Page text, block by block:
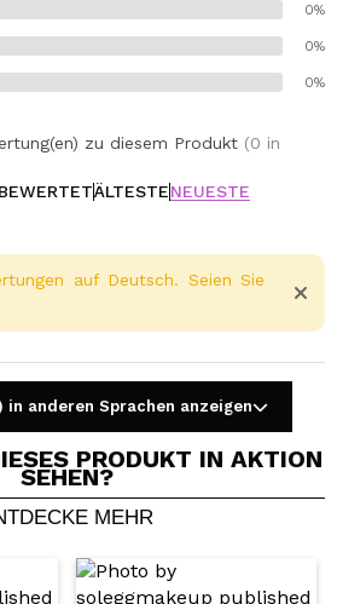
0%
0%
0%
zu diesem Produkt (0 in
ÄLTESTENEUESTE
oder Foto teilen
das erste sein. Stell es dir vor...
auf Deutsch. Seien Sie
in anderen Sprachen anzeigen
PRODUKT IN AKTION
SEHEN?
MEHR